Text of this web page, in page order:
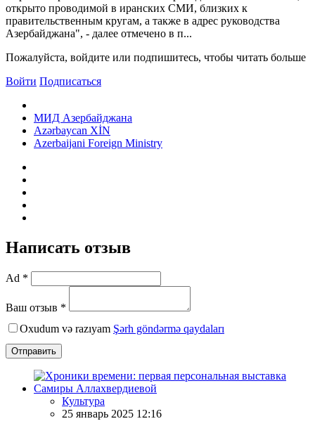
открыто проводимой в иранских СМИ, близких к
правительственным кругам, а также в адрес руководства
Азербайджана", - далее отмечено в п...
Пожалуйста, войдите или подпишитесь, чтобы читать больше
Войти Подписаться
МИД Азербайджана
Azərbaycan XİN
Azerbaijani Foreign Ministry
Написать отзыв
Ad *
Ваш отзыв *
Oxudum və razıyam Şərh göndərmə qaydaları
Отправить
Культура
25 январь 2025 12:16